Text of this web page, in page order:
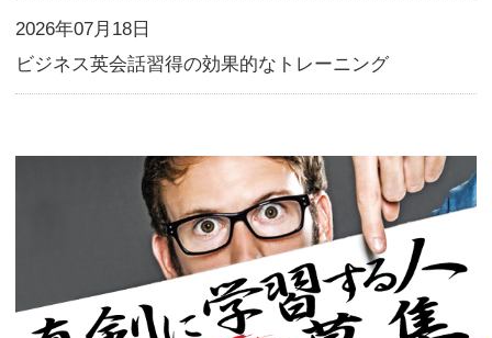
で理解が深まり、フレーズの習
おすすめです。行ってみたい国
そして、何よりまだオンライン
を受けたことがない方、ぜひチ
てください！KEC 外語学院では